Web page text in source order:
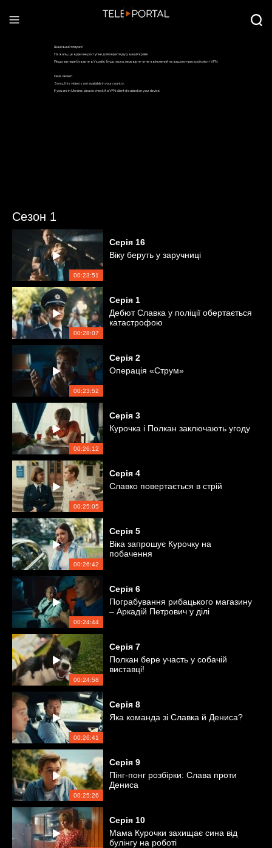
Сезон 1
00:23:51
Серія 16
Віку беруть у заручниці
00:28:07
Серія 1
Дебют Славка у поліції обертається
катастрофою
00:23:52
Серія 2
Операція «Струм»
00:26:12
Серія 3
Курочка і Полкан заключають угоду
00:25:05
Серія 4
Славко повертається в стрій
00:26:42
Серія 5
Віка запрошує Курочку на
побачення
00:24:44
Серія 6
Пограбування рибацького магазину
– Аркадій Петрович у ділі
00:24:58
Серія 7
Полкан бере участь у собачій
виставці!
00:26:41
Серія 8
Яка команда зі Славка й Дениса?
00:25:26
Серія 9
Пінг-понг розбірки: Слава проти
Дениса
Серія 10
Мама Курочки захищає сина від
булінгу на роботі